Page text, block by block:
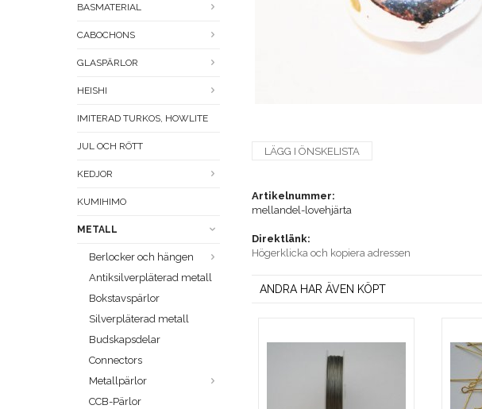
BASMATERIAL
CABOCHONS
GLASPÄRLOR
HEISHI
IMITERAD TURKOS, HOWLITE
JUL OCH RÖTT
KEDJOR
KUMIHIMO
METALL
Berlocker och hängen
Antiksilverpläterad metall
Bokstavspärlor
Silverpläterad metall
Budskapsdelar
Connectors
Metallpärlor
CCB-Pärlor
LÄGG I ÖNSKELISTA
Artikelnummer:
mellandel-lovehjärta
Direktlänk:
Högerklicka och kopiera adressen
ANDRA HAR ÄVEN KÖPT